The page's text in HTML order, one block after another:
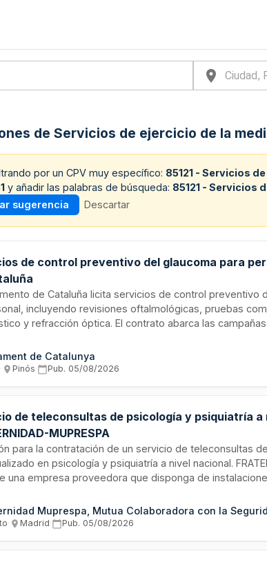
de Servicios de ejercicio de la
por un CPV muy específico: 85121 - Servicios
y añadir las palabras de búsqueda: 85121 - Servicios
sugerencia
Descartar
de control preventivo del glaucoma para
de Cataluña licita servicios de control preventivo
incluyendo revisiones oftalmológicas, pruebas
y refracción óptica. El contrato abarca las
reales. Se incluyen formación en prevención de
del personal especializado y verificación del
de Catalunya
· Pinós· Pub. 05/08/2026
de teleconsultas de psicología y psiquiatría a
MUPRESPA
para la contratación de un servicio de teleconsultas
en psicología y psiquiatría a nivel nacional.
una empresa proveedora que disponga de
de protección de datos, y capacidad para gestionar
mediante consulta virtual, garantizando disponibilidad
Muprespa, Mutua Colaboradora con la
· Madrid· Pub. 05/08/2026